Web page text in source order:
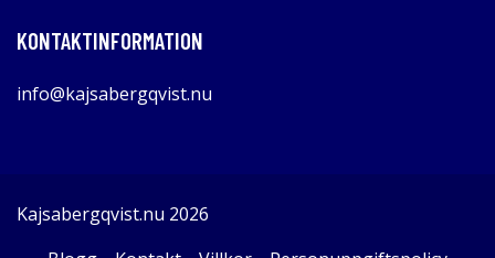
KONTAKTINFORMATION
info@kajsabergqvist.nu
Kajsabergqvist.nu 2026